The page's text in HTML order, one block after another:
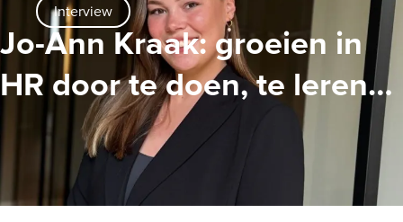
Interview
Jo-Ann Kraak: groeien in
HR door te doen, te leren
en te adviseren